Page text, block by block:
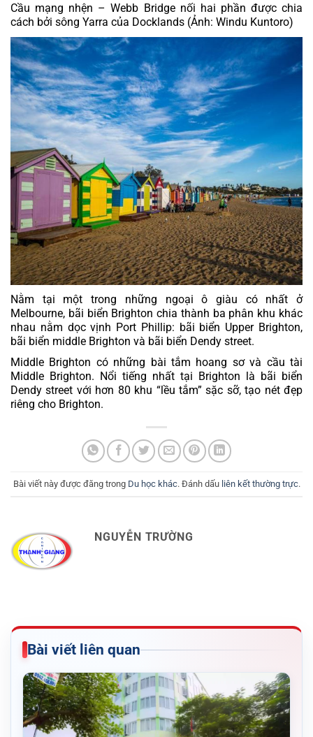
Cầu mạng nhện – Webb Bridge nối hai phần được chia
cách bởi sông Yarra của Docklands (Ảnh: Windu Kuntoro)
Nằm tại một trong những ngoại ô giàu có nhất ở
Melbourne, bãi biển Brighton chia thành ba phân khu khác
nhau nằm dọc vịnh Port Phillip: bãi biển Upper Brighton,
bãi biển middle Brighton và bãi biển Dendy street.
Middle Brighton có những bài tắm hoang sơ và cầu tài
Middle Brighton. Nổi tiếng nhất tại Brighton là bãi biển
Dendy street với hơn 80 khu “lều tắm” sặc sỡ, tạo nét đẹp
riêng cho Brighton.
Bài viết này được đăng trong Du học khác. Đánh dấu liên kết thường trực.
NGUYỄN TRƯỜNG
Bài viết liên quan